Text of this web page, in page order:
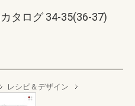
タログ 34-35(36-37)
レシピ＆デザイン